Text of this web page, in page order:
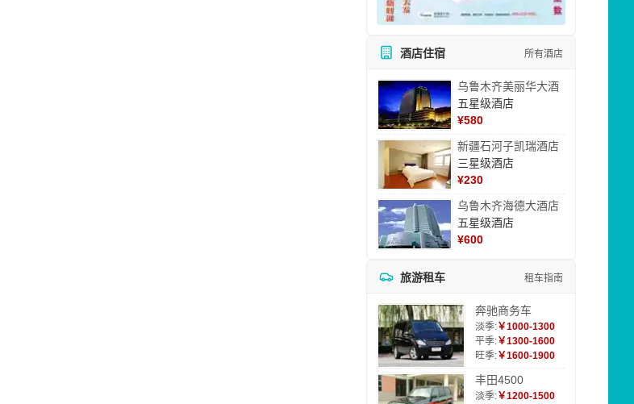
酒店住宿 所有酒店
乌鲁木齐美丽华大酒
五星级酒店
¥580
新疆石河子凯瑞酒店
三星级酒店
¥230
乌鲁木齐海德大酒店
五星级酒店
¥600
旅游租车 租车指南
奔驰商务车
淡季:￥1000-1300
平季:￥1300-1600
旺季:￥1600-1900
丰田4500
淡季:￥1200-1500